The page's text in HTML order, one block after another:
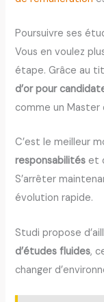
Poursuivre ses
Vous en voulez
étape. Grâce au
d’or pour
comme un Master
C’est le meilleur
responsabilités et
S’arrêter
évolution rapide.
Studi propose
d’études fluides,
changer